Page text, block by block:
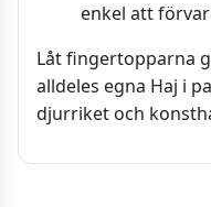
enkel att
Låt fingertopparna
alldeles egna Haj i
djurriket och